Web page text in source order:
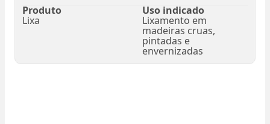
Produto
Lixa
Uso indicado
Lixamento em
madeiras cruas,
pintadas e
envernizadas